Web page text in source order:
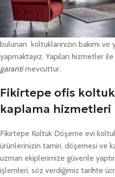
Ofis ve büro çalışma koltukları
parça ve kumaş değişimleri
firmalar ile sinema, konferans
bulunan koltuklarınızın bakımı
yapmaktayız. Yapılan hizmetler
garantimevcuttur.
Fikirtepe ofis
kaplama hizmetleri
Fikirtepe Koltuk Döşeme evi
ürünlerinizin tamiri, döşemesi ve
uzman ekiplerimize güvenle
işlemleri, söz verdiğimiz tarihte